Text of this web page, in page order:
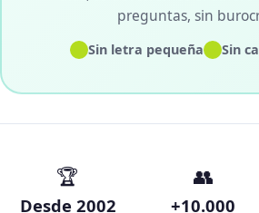
preguntas, sin
✓Sin letra pequeña✓Sin
🏆
Desde 2002
👥
+10.000